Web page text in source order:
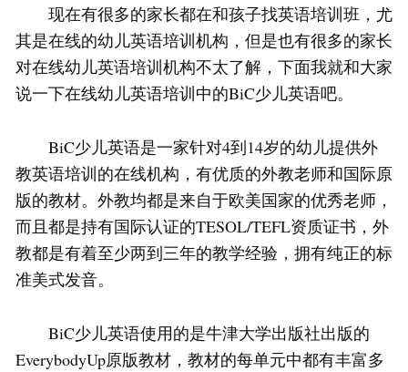
现在有很多的家长都在和孩子找英语培训班，尤
其是在线的幼儿英语培训机构，但是也有很多的家长
对在线幼儿英语培训机构不太了解，下面我就和大家
说一下在线幼儿英语培训中的BiC少儿英语吧。
BiC少儿英语是一家针对4到14岁的幼儿提供外
教英语培训的在线机构，有优质的外教老师和国际原
版的教材。外教均都是来自于欧美国家的优秀老师，
而且都是持有国际认证的TESOL/TEFL资质证书，外
教都是有着至少两到三年的教学经验，拥有纯正的标
准美式发音。
BiC少儿英语使用的是牛津大学出版社出版的
EverybodyUp原版教材，教材的每单元中都有丰富多